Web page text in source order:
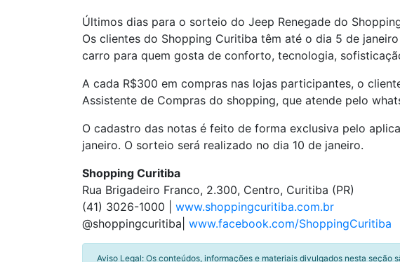
Últimos dias para o sorteio do Jeep Renegade do
Os clientes do Shopping Curitiba têm até o dia 5 de
carro para quem gosta de conforto, tecnologia,
A cada R$300 em compras nas lojas participantes, o
Assistente de Compras do shopping, que atende pelo
O cadastro das notas é feito de forma exclusiva pelo
janeiro. O sorteio será realizado no dia 10 de janeiro.
Shopping Curitiba
Rua Brigadeiro Franco, 2.300, Centro, Curitiba (PR)
(41) 3026-1000 | www.shoppingcuritiba.com.br
@shoppingcuritiba| www.facebook.com/ShoppingCuritiba
Aviso Legal: Os conteúdos, informações e materiais divulgados nesta